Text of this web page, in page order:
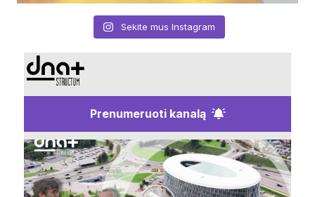
Sekite mus Instagram
Prenumeruoti kanalą